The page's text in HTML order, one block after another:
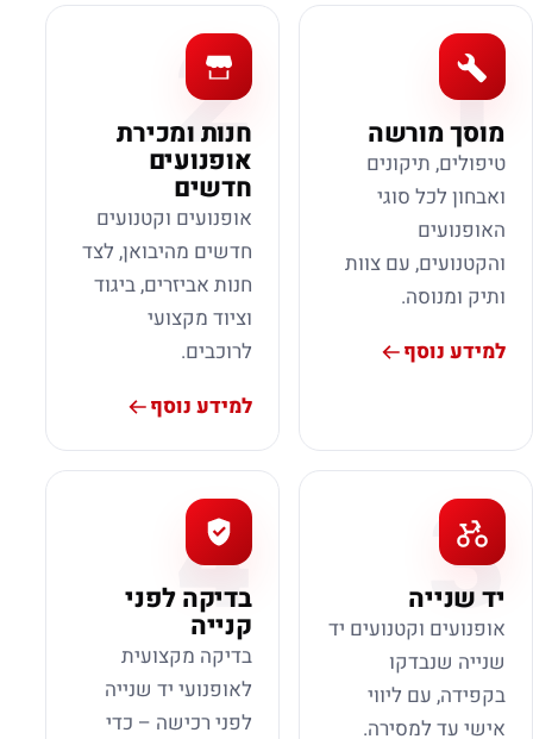
1
מוסך מורשה
טיפולים, תיקונים
ואבחון לכל סוגי
האופנועים
והקטנועים, עם צוות
ותיק ומנוסה.
למידע נוסף
2
חנות ומכירת
אופנועים
חדשים
אופנועים וקטנועים
חדשים מהיבואן, לצד
חנות אביזרים, ביגוד
וציוד מקצועי
לרוכבים.
למידע נוסף
3
יד שנייה
אופנועים וקטנועים יד
שנייה שנבדקו
בקפידה, עם ליווי
אישי עד למסירה.
4
בדיקה לפני
קנייה
בדיקה מקצועית
לאופנועי יד שנייה
לפני רכישה – כדי